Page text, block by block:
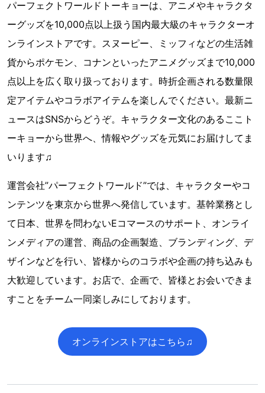
パーフェクトワールドトーキョーは、アニメやキャラクタ
ーグッズを10,000点以上扱う国内最大級のキャラクターオ
ンラインストアです。スヌーピー、ミッフィなどの生活雑
貨からポケモン、コナンといったアニメグッズまで10,000
点以上を広く取り扱っております。時折企画される数量限
定アイテムやコラボアイテムを楽しんでください。最新ニ
ュースはSNSからどうぞ。キャラクター文化のあるここト
ーキョーから世界へ、情報やグッズを元気にお届けしてま
いります♫
運営会社”パーフェクトワールド”では、キャラクターやコ
ンテンツを東京から世界へ発信しています。基幹業務とし
て日本、世界を問わないEコマースのサポート、オンライ
ンメディアの運営、商品の企画製造、ブランディング、デ
ザインなどを行い、皆様からのコラボや企画の持ち込みも
大歓迎しています。お店で、企画で、皆様とお会いできま
すことをチーム一同楽しみにしております。
オンラインストアはこちら♫